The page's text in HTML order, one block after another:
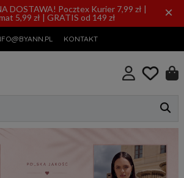
DOSTAWA! Pocztex Kurier 7,99 zł |
5,99 zł | GRATIS od 149 zł
×
KONTAKT